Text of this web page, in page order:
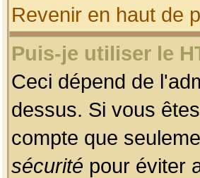
Revenir en haut de
Puis-je utiliser le
Ceci dépend de
dessus. Si vous
compte que
sécurité pour éviter